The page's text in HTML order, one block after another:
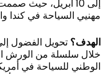
إلى 10 أبريل، حيث
مهنيي السياحة في كندا
الهدف؟ تحويل الفضول
خلال سلسلة من الورش
الوطني للسياحة في